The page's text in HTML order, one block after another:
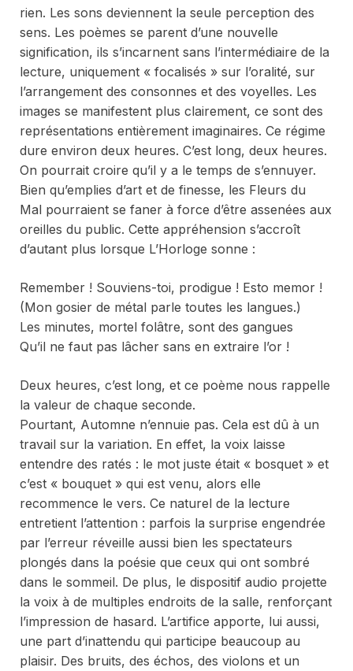
rien. Les sons deviennent la seule perception des
sens. Les poèmes se parent d’une nouvelle
signification, ils s’incarnent sans l’intermédiaire de la
lecture, uniquement « focalisés » sur l’oralité, sur
l’arrangement des consonnes et des voyelles. Les
images se manifestent plus clairement, ce sont des
représentations entièrement imaginaires. Ce régime
dure environ deux heures. C’est long, deux heures.
On pourrait croire qu’il y a le temps de s’ennuyer.
Bien qu’emplies d’art et de finesse, les Fleurs du
Mal pourraient se faner à force d’être assenées aux
oreilles du public. Cette appréhension s’accroît
d’autant plus lorsque L’Horloge sonne :
Remember ! Souviens-toi, prodigue ! Esto memor !
(Mon gosier de métal parle toutes les langues.)
Les minutes, mortel folâtre, sont des gangues
Qu’il ne faut pas lâcher sans en extraire l’or !
Deux heures, c’est long, et ce poème nous rappelle
la valeur de chaque seconde.
Pourtant, Automne n’ennuie pas. Cela est dû à un
travail sur la variation. En effet, la voix laisse
entendre des ratés : le mot juste était « bosquet » et
c’est « bouquet » qui est venu, alors elle
recommence le vers. Ce naturel de la lecture
entretient l’attention : parfois la surprise engendrée
par l’erreur réveille aussi bien les spectateurs
plongés dans la poésie que ceux qui ont sombré
dans le sommeil. De plus, le dispositif audio projette
la voix à de multiples endroits de la salle, renforçant
l’impression de hasard. L’artifice apporte, lui aussi,
une part d’inattendu qui participe beaucoup au
plaisir. Des bruits, des échos, des violons et un